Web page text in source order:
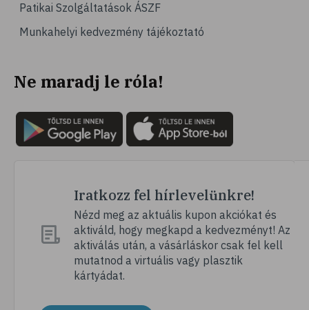
# szájápolás
# fogápolás
# szájvíz
# klórhexidin
# fogérzékenység
# fogíny
# fogkrém
# dentin
# fogszabályozás
Patikai Szolgáltatások ÁSZF
Munkahelyi kedvezmény tájékoztató
Ne maradj le róla!
Iratkozz fel hírlevelünkre!
Nézd meg az aktuális kupon akciókat és
aktiváld, hogy megkapd a kedvezményt! Az
aktiválás után, a vásárláskor csak fel kell
mutatnod a virtuális vagy plasztik
kártyádat.